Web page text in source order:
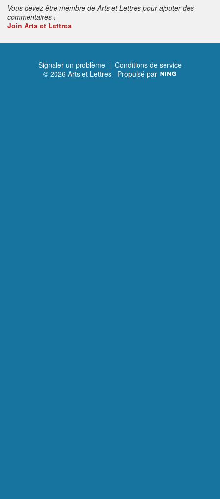
Vous devez être membre de Arts et Lettres pour ajouter des
commentaires !
Join Arts et Lettres
Signaler un problème | Conditions de service
© 2026 Arts et Lettres Propulsé par